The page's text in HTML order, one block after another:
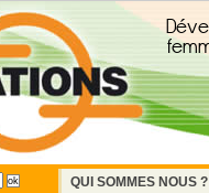
QUI SOMMES NOUS ?